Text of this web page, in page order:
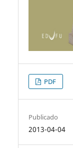
PDF
Publicado
2013-04-04